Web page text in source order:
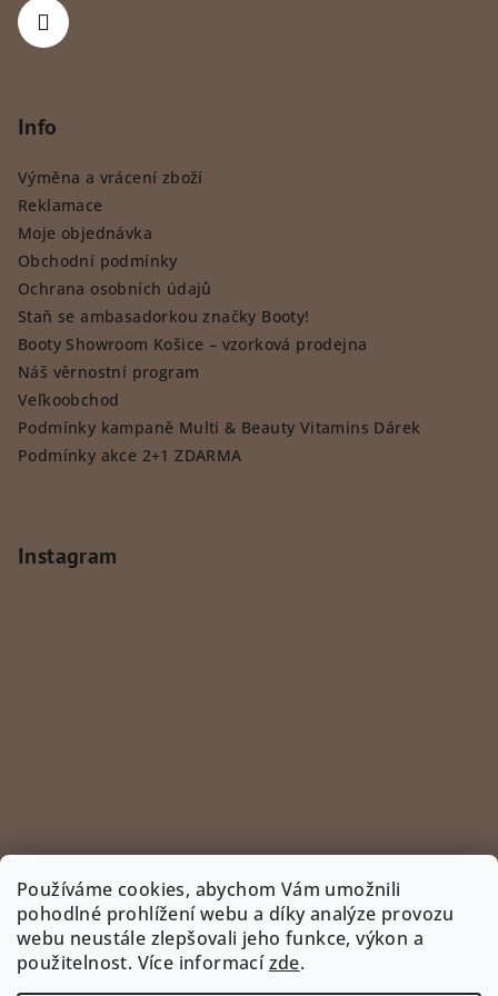
Používáme cookies, abychom Vám umožnili
pohodlné prohlížení webu a díky analýze provozu
webu neustále zlepšovali jeho funkce, výkon a
použitelnost. Více informacízde.
Info
Výměna a vrácení zboží
Reklamace
Moje objednávka
Obchodní podmínky
Ochrana osobních údajů
Staň se ambasadorkou značky Booty!
Booty Showroom Košice – vzorková prodejna
Náš věrnostní program
Veľkoobchod
Podmínky kampaně Multi & Beauty Vitamins Dárek
Podmínky akce 2+1 ZDARMA
Instagram
Sledovat na Instagramu